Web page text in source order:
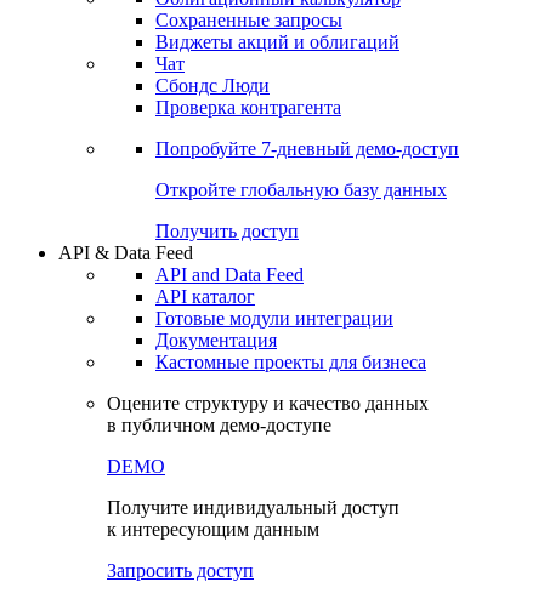
Сохраненные запросы
Виджеты акций и облигаций
Чат
Сбондс Люди
Проверка контрагента
Попробуйте 7-дневный демо-доступ
Откройте глобальную базу данных
Получить доступ
API & Data Feed
API and Data Feed
API каталог
Готовые модули интеграции
Документация
Кастомные проекты для бизнеса
Оцените структуру и качество данных
в публичном демо-доступе
DEMO
Получите индивидуальный доступ
к интересующим данным
Запросить доступ